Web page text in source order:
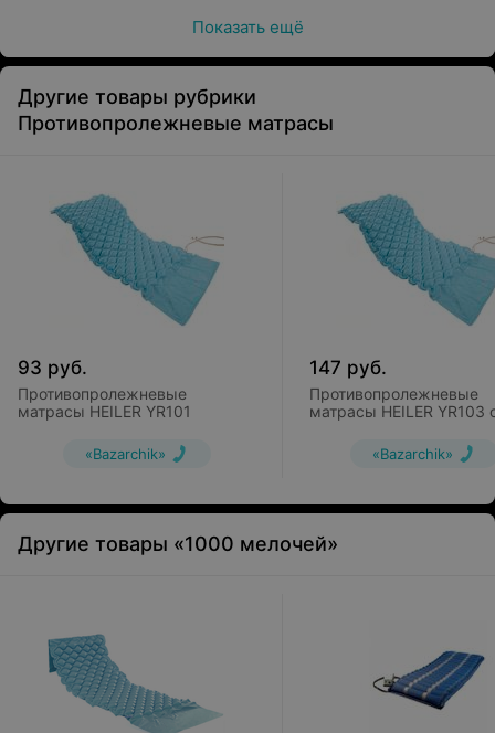
Показать ещё
Другие товары рубрики
Противопролежневые матрасы
93 руб.
Противопролежневые
матрасы HEILER YR101
«Bazarchik»
147 руб.
Противопролежневые
матрасы HEILER YR103
«Bazarchik»
Другие товары «1000 мелочей»